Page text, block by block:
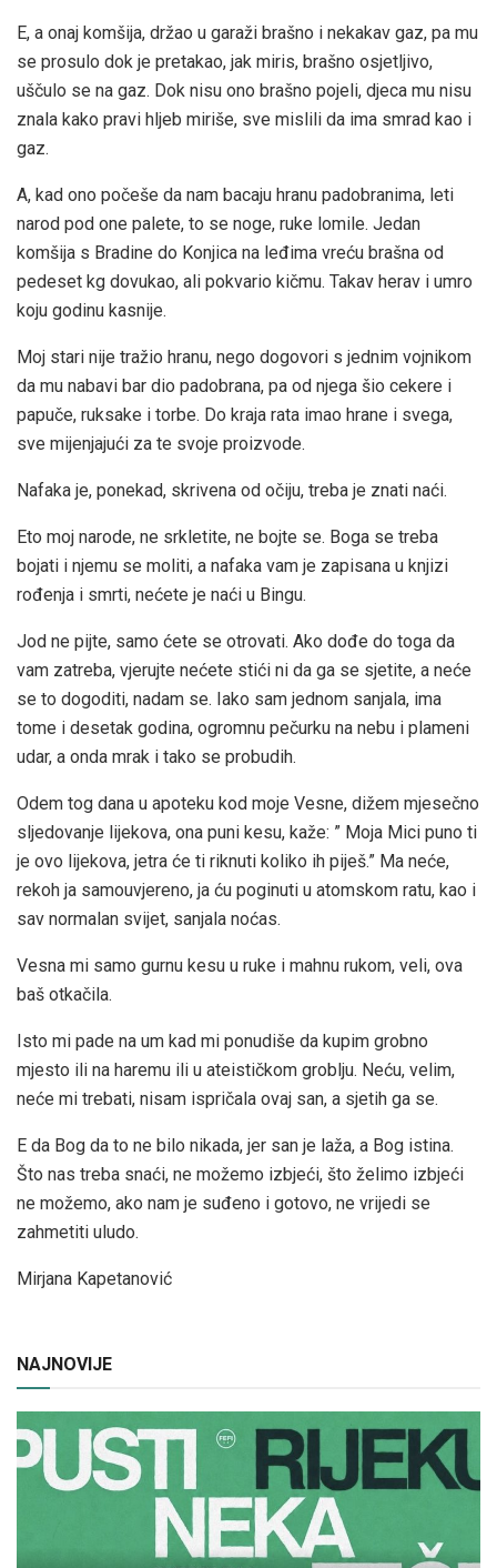
E, a onaj komšija, držao u garaži brašno i nekakav gaz, pa mu
se prosulo dok je pretakao, jak miris, brašno osjetljivo,
uščulo se na gaz. Dok nisu ono brašno pojeli, djeca mu nisu
znala kako pravi hljeb miriše, sve mislili da ima smrad kao i
gaz.
A, kad ono počeše da nam bacaju hranu padobranima, leti
narod pod one palete, to se noge, ruke lomile. Jedan
komšija s Bradine do Konjica na leđima vreću brašna od
pedeset kg dovukao, ali pokvario kičmu. Takav herav i umro
koju godinu kasnije.
Moj stari nije tražio hranu, nego dogovori s jednim vojnikom
da mu nabavi bar dio padobrana, pa od njega šio cekere i
papuče, ruksake i torbe. Do kraja rata imao hrane i svega,
sve mijenjajući za te svoje proizvode.
Nafaka je, ponekad, skrivena od očiju, treba je znati naći.
Eto moj narode, ne srkletite, ne bojte se. Boga se treba
bojati i njemu se moliti, a nafaka vam je zapisana u knjizi
rođenja i smrti, nećete je naći u Bingu.
Jod ne pijte, samo ćete se otrovati. Ako dođe do toga da
vam zatreba, vjerujte nećete stići ni da ga se sjetite, a neće
se to dogoditi, nadam se. Iako sam jednom sanjala, ima
tome i desetak godina, ogromnu pečurku na nebu i plameni
udar, a onda mrak i tako se probudih.
Odem tog dana u apoteku kod moje Vesne, dižem mjesečno
sljedovanje lijekova, ona puni kesu, kaže: ” Moja Mici puno ti
je ovo lijekova, jetra će ti riknuti koliko ih piješ.” Ma neće,
rekoh ja samouvjereno, ja ću poginuti u atomskom ratu, kao i
sav normalan svijet, sanjala noćas.
Vesna mi samo gurnu kesu u ruke i mahnu rukom, veli, ova
baš otkačila.
Isto mi pade na um kad mi ponudiše da kupim grobno
mjesto ili na haremu ili u ateističkom groblju. Neću, velim,
neće mi trebati, nisam ispričala ovaj san, a sjetih ga se.
E da Bog da to ne bilo nikada, jer san je laža, a Bog istina.
Što nas treba snaći, ne možemo izbjeći, što želimo izbjeći
ne možemo, ako nam je suđeno i gotovo, ne vrijedi se
zahmetiti uludo.
Mirjana Kapetanović
NAJNOVIJE